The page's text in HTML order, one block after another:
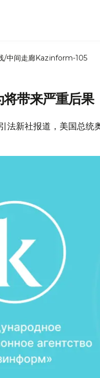
/中间走廊Kazinform-105
带来严重后果
新社报道，美国总统